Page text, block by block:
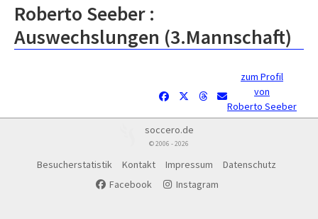
Roberto Seeber :
Auswechslungen (3.Mannschaft)
zum Profil
von
Roberto Seeber
soccero.de
© 2006 - 2026
Besucherstatistik Kontakt Impressum
Datenschutz
Facebook
Instagram